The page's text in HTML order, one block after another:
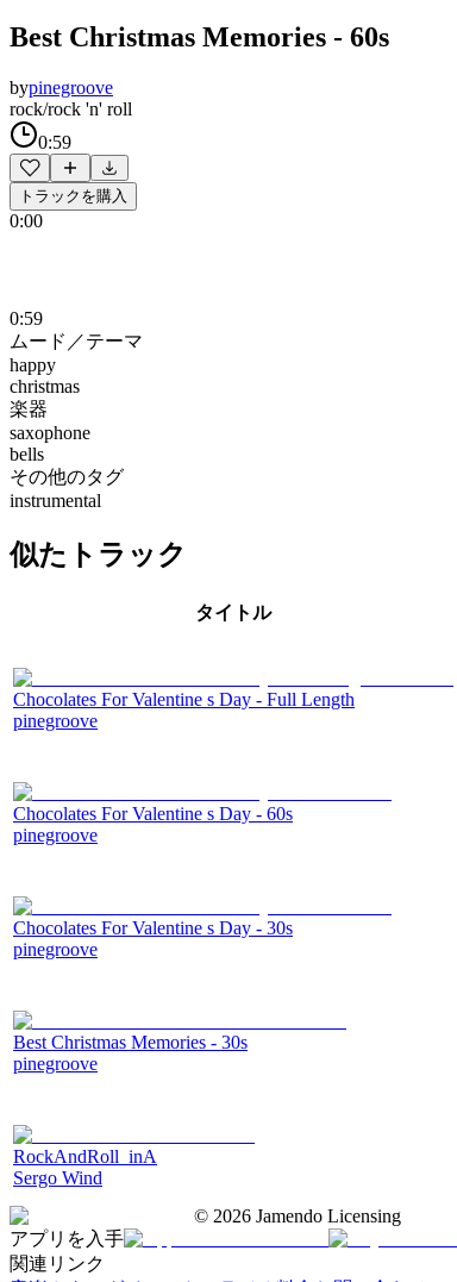
Best Christmas Memories - 60s
bypinegroove
rock/rock 'n' roll
0:59
トラックを購入
0:00
0:59
ムード／テーマ
happy
christmas
楽器
saxophone
bells
その他のタグ
instrumental
似たトラック
タイトル
Chocolates For Valentine s Day - Full Length
pinegroove
Chocolates For Valentine s Day - 60s
pinegroove
Chocolates For Valentine s Day - 30s
pinegroove
Best Christmas Memories - 30s
pinegroove
RockAndRoll_inA
Sergo Wind
© 2026 Jamendo Licensing
アプリを入手
関連リンク